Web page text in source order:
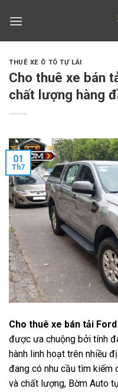
THUÊ XE Ô TÔ TỰ LÁI
Cho thuê xe bán
chất lượng hàng
01
Th7
Cho thuê xe bán tải
được ưa chuộng bởi tính
hành linh hoạt trên nhiều
đang có nhu cầu tìm kiếm
và chất lượng, Bờm Auto